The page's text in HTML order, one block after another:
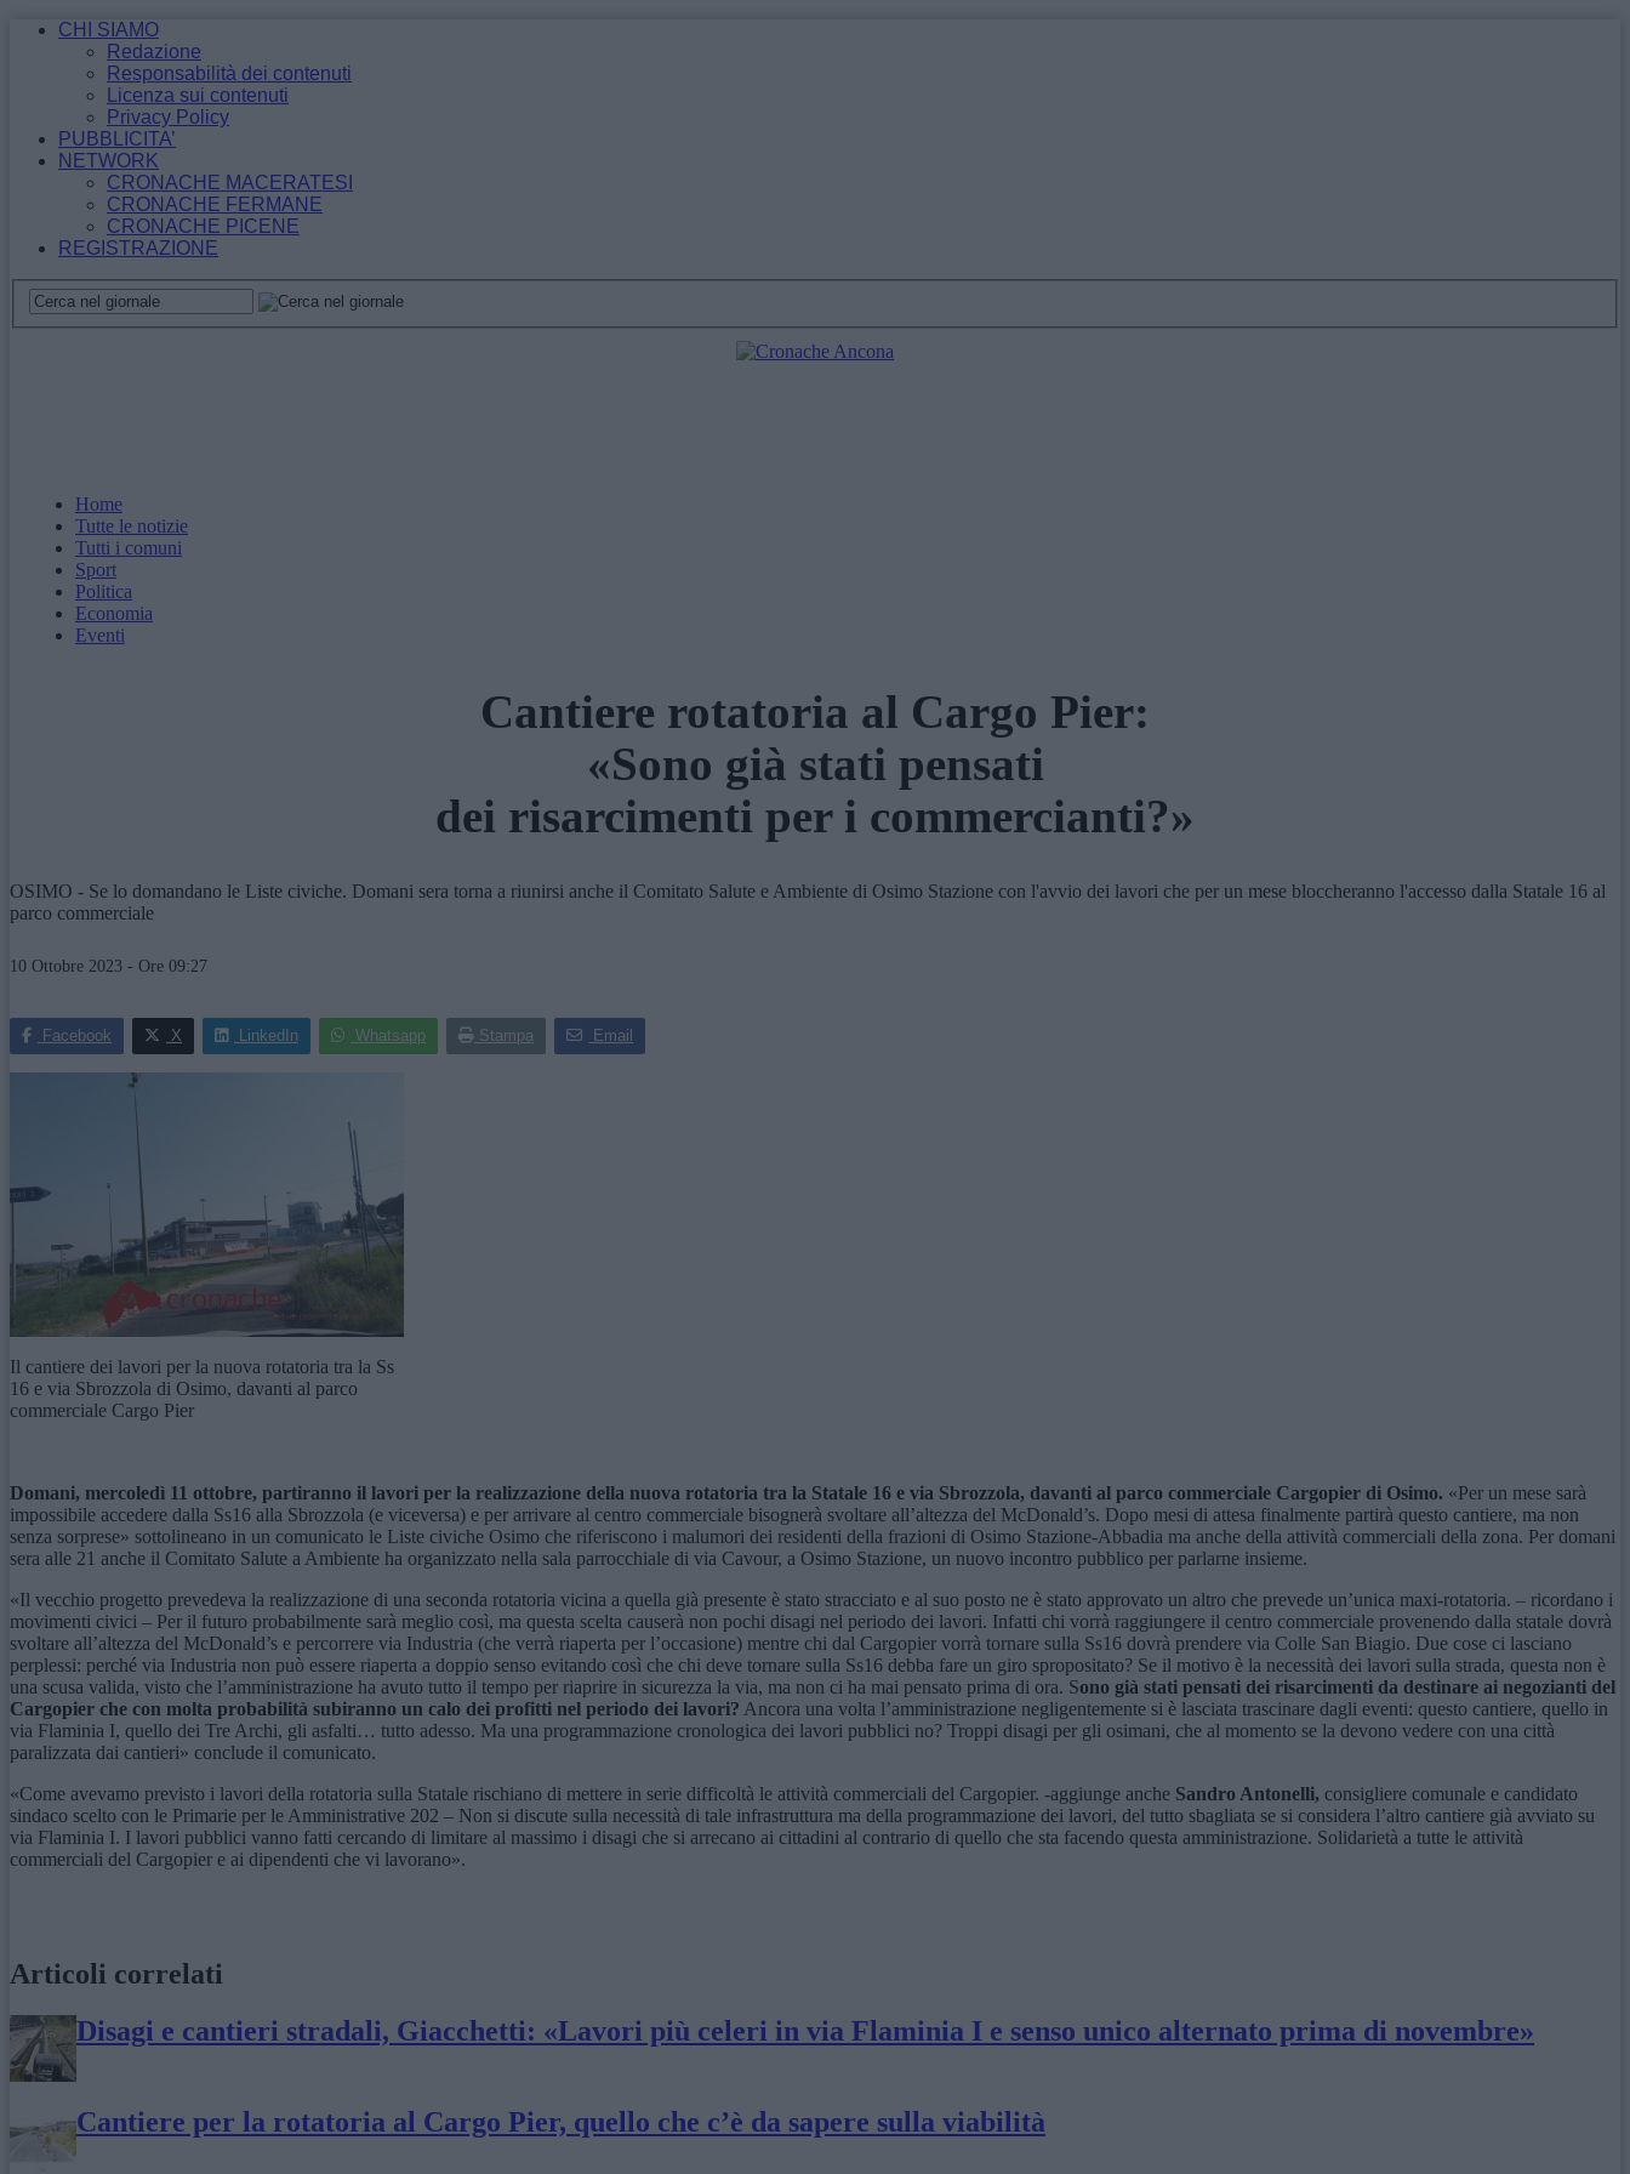
CHI SIAMO
Redazione
Responsabilità dei contenuti
Licenza sui contenuti
Privacy Policy
PUBBLICITA’
NETWORK
CRONACHE MACERATESI
CRONACHE FERMANE
CRONACHE PICENE
REGISTRAZIONE
Home
Tutte le notizie
Tutti i comuni
Sport
Politica
Economia
Eventi
Cantiere rotatoria al Cargo Pier:
«Sono già stati pensati
dei risarcimenti per i commercianti?»
OSIMO - Se lo domandano le Liste civiche. Domani sera torna a riunirsi anche il Comitato Salute e Ambiente di Osimo Stazione con l'avvio dei lavori che per un mese bloccheranno l'accesso dalla Statale 16 al
parco commerciale
10 Ottobre 2023 - Ore 09:27
Facebook X LinkedIn Whatsapp Stampa Email
Il cantiere dei lavori per la nuova rotatoria tra la Ss
16 e via Sbrozzola di Osimo, davanti al parco
commerciale Cargo Pier
Domani, mercoledì 11 ottobre, partiranno il lavori per la realizzazione della nuova rotatoria tra la Statale 16 e via Sbrozzola, davanti al parco commerciale Cargopier di Osimo. «Per un mese sarà
impossibile accedere dalla Ss16 alla Sbrozzola (e viceversa) e per arrivare al centro commerciale bisognerà svoltare all’altezza del McDonald’s. Dopo mesi di attesa finalmente partirà questo cantiere, ma non
senza sorprese» sottolineano in un comunicato le Liste civiche Osimo che riferiscono i malumori dei residenti della frazioni di Osimo Stazione-Abbadia ma anche della attività commerciali della zona. Per domani
sera alle 21 anche il Comitato Salute a Ambiente ha organizzato nella sala parrocchiale di via Cavour, a Osimo Stazione, un nuovo incontro pubblico per parlarne insieme.
«Il vecchio progetto prevedeva la realizzazione di una seconda rotatoria vicina a quella già presente è stato stracciato e al suo posto ne è stato approvato un altro che prevede un’unica maxi-rotatoria. – ricordano i
movimenti civici – Per il futuro probabilmente sarà meglio così, ma questa scelta causerà non pochi disagi nel periodo dei lavori. Infatti chi vorrà raggiungere il centro commerciale provenendo dalla statale dovrà
svoltare all’altezza del McDonald’s e percorrere via Industria (che verrà riaperta per l’occasione) mentre chi dal Cargopier vorrà tornare sulla Ss16 dovrà prendere via Colle San Biagio. Due cose ci lasciano
perplessi: perché via Industria non può essere riaperta a doppio senso evitando così che chi deve tornare sulla Ss16 debba fare un giro spropositato? Se il motivo è la necessità dei lavori sulla strada, questa non è
una scusa valida, visto che l’amministrazione ha avuto tutto il tempo per riaprire in sicurezza la via, ma non ci ha mai pensato prima di ora. Sono già stati pensati dei risarcimenti da destinare ai negozianti del
Cargopier che con molta probabilità subiranno un calo dei profitti nel periodo dei lavori? Ancora una volta l’amministrazione negligentemente si è lasciata trascinare dagli eventi: questo cantiere, quello in
via Flaminia I, quello dei Tre Archi, gli asfalti… tutto adesso. Ma una programmazione cronologica dei lavori pubblici no? Troppi disagi per gli osimani, che al momento se la devono vedere con una città
paralizzata dai cantieri» conclude il comunicato.
«Come avevamo previsto i lavori della rotatoria sulla Statale rischiano di mettere in serie difficoltà le attività commerciali del Cargopier. -aggiunge anche Sandro Antonelli, consigliere comunale e candidato
sindaco scelto con le Primarie per le Amministrative 202 – Non si discute sulla necessità di tale infrastruttura ma della programmazione dei lavori, del tutto sbagliata se si considera l’altro cantiere già avviato su
via Flaminia I. I lavori pubblici vanno fatti cercando di limitare al massimo i disagi che si arrecano ai cittadini al contrario di quello che sta facendo questa amministrazione. Solidarietà a tutte le attività
commerciali del Cargopier e ai dipendenti che vi lavorano».
Articoli correlati
Disagi e cantieri stradali, Giacchetti: «Lavori più celeri in via Flaminia I e senso unico alternato prima di novembre»
Cantiere per la rotatoria al Cargo Pier, quello che c’è da sapere sulla viabilità